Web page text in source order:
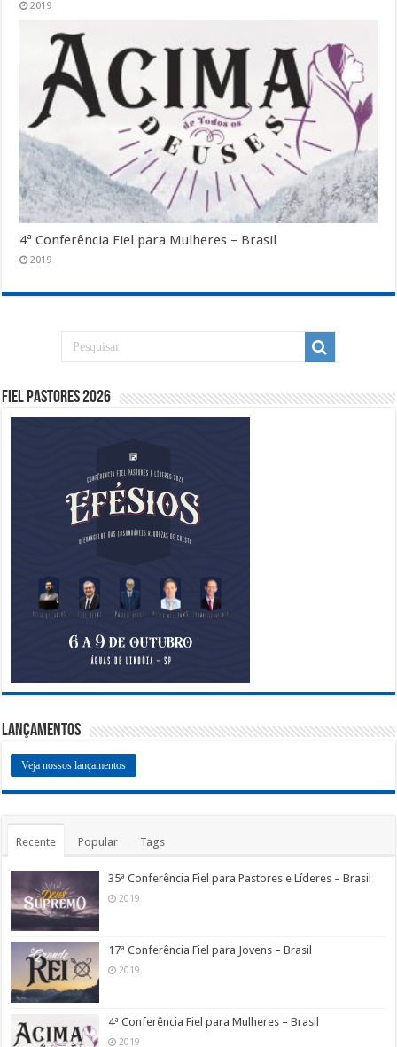
2019
4ª Conferência Fiel para Mulheres – Brasil
2019
Fiel Pastores 2026
Lançamentos
Veja nossos lançamentos
Recente Popular Tags
35ª Conferência Fiel para Pastores e Líderes – Brasil
2019
17ª Conferência Fiel para Jovens – Brasil
2019
4ª Conferência Fiel para Mulheres – Brasil
2019